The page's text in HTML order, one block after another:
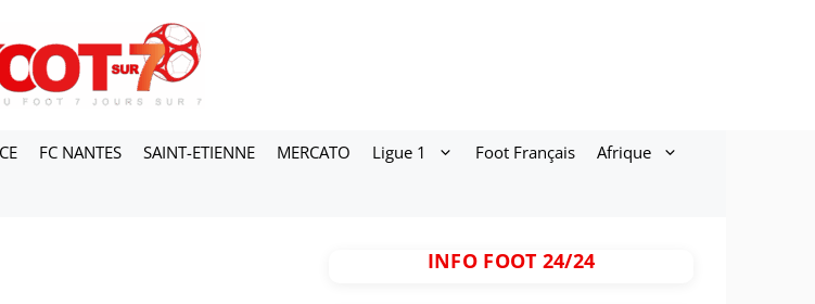
FC NANTES SAINT-ETIENNE MERCATO Ligue 1 Foot Français Afrique
INFO FOOT 24/24